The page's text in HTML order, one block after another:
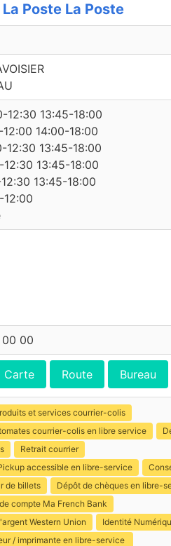
La Poste La Poste
12:30 13:45-18:00
14:00-18:00
12:30 13:45-18:00
13:45-18:00
13:45-18:00
12:00
00
Carte Route Bureau
et services courrier-colis
courrier-colis en libre service
Retrait courrier
accessible en libre-service
de billets
Dépôt de chèques en libre-
compte Ma French Bank
Western Union
Identité
/ imprimante en libre-service